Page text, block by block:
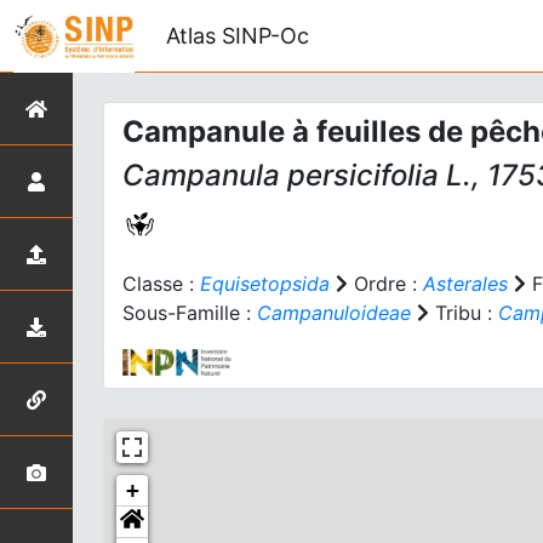
Atlas SINP-Oc
Campanule à feuilles de
Campanula persicifolia L.,
Classe : Equisetopsida Ordre :Asterales
Sous-Famille : Campanuloideae Tribu :
+